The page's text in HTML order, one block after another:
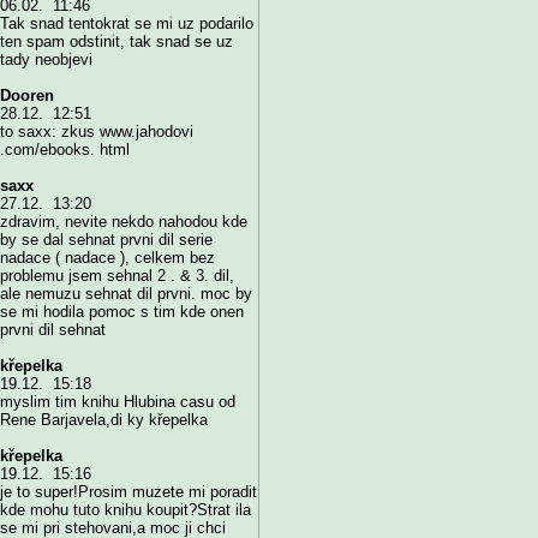
06.02. 11:46
Tak snad tentokrat se mi uz podarilo
ten spam odstinit, tak snad se uz
tady neobjevi
Dooren
28.12. 12:51
to saxx: zkus www.jahodovi
.com/ebooks. html
saxx
27.12. 13:20
zdravim, nevite nekdo nahodou kde
by se dal sehnat prvni dil serie
nadace ( nadace ), celkem bez
problemu jsem sehnal 2 . & 3. dil,
ale nemuzu sehnat dil prvni. moc by
se mi hodila pomoc s tim kde onen
prvni dil sehnat
křepelka
19.12. 15:18
myslim tim knihu Hlubina casu od
Rene Barjavela,di ky křepelka
křepelka
19.12. 15:16
je to super!Prosim muzete mi poradit
kde mohu tuto knihu koupit?Strat ila
se mi pri stehovani,a moc ji chci